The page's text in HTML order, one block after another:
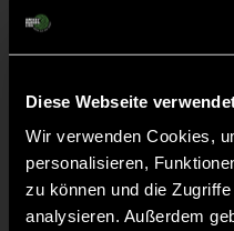
Diese Webseite
Wir verwenden Cookies,
personalisieren,
zu können und die
analysieren. Außerdem
Liveticker
20'
Abpfiff
Spiel beendet
12' TOR 0:1,